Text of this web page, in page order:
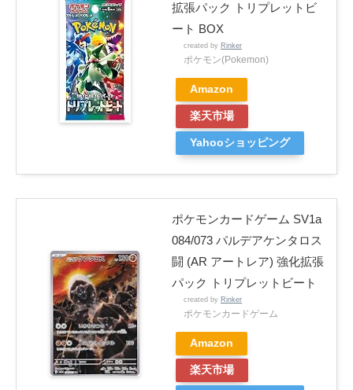
拡張パック トリプレットビ
ート BOX
created by Rinker
ポケモン(Pokemon)
Amazon
楽天市場
Yahooショッピング
ポケモンカードゲーム SV1a
084/073 パルデアケンタロス
闘 (AR アートレア) 強化拡張
パック トリプレットビート
created by Rinker
ポケモンカードゲーム
Amazon
楽天市場